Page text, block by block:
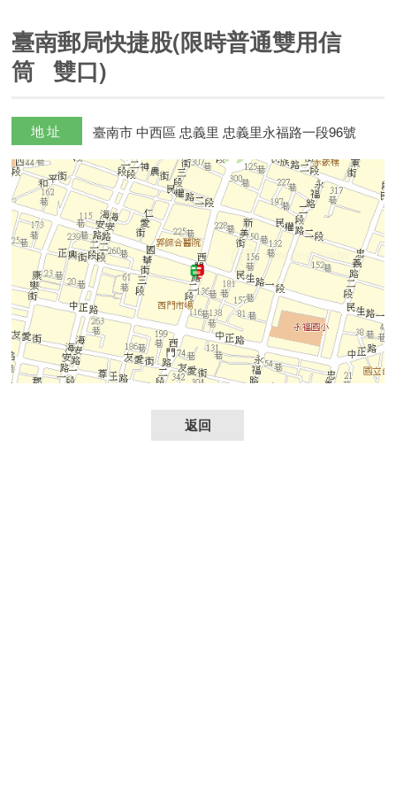
臺南郵局快捷股(限時普通雙用信
筒 雙口)
地址 臺南市 中西區 忠義里 忠義里永福路一段96號